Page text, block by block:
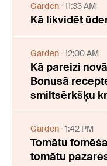
Garden 11:33 AM
Kā likvidēt
Garden 12:00 AM
Kā pareizi
Bonusā
smiltsērkšķu
Garden 1:42 PM
Tomātu
tomātu